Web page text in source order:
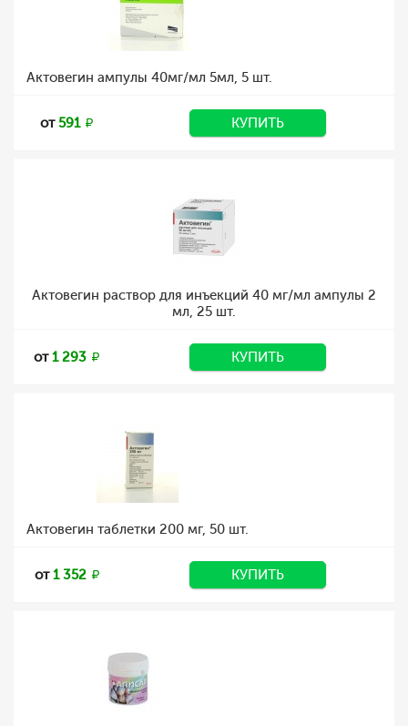
Актовегин ампулы 40мг/мл 5мл, 5 шт.
от591 КУПИТЬ
Актовегин раствор для инъекций 40 мг/мл ампулы 2
мл, 25 шт.
от1 293 КУПИТЬ
Актовегин таблетки 200 мг, 50 шт.
от1 352 КУПИТЬ